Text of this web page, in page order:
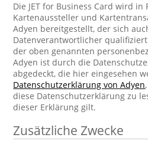
Die JET for Business Card wird
Kartenaussteller und
Adyen bereitgestellt, der sich
Datenverantwortlicher
der oben genannten
Adyen ist durch die
abgedeckt, die hier eingesehen
Datenschutzerklärung von Adyen
diese Datenschutzerklärung zu
dieser Erklärung gilt.
Zusätzliche Zwecke